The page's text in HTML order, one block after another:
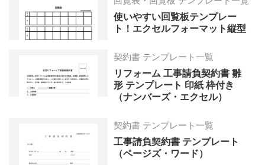
使いやすい回覧板テンプレー
ト！エクセルフォーマット縦型
契約書 テンプレート一覧
リフォーム 工事請負契約書 雛
形 テンプレート 印紙 枠付き
（ナンバーズ・エクセル）
契約書 テンプレート一覧
工事請負契約書 テンプレート
（ページズ・ワード）